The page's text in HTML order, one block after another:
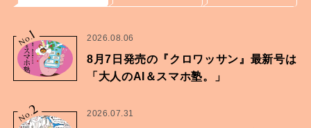
No.
1 2026.08.06
8月7日発売の『クロワッサン』最新号は
「大人のAI＆スマホ塾。」
No.2 2026.07.31